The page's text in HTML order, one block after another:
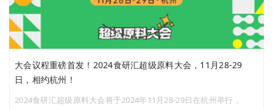
大会议程重磅首发！2024食研汇超级原料大会，11月28-29
日，相约杭州！
2024食研汇超级原料大会将于2024年11月28-29日在杭州举行，